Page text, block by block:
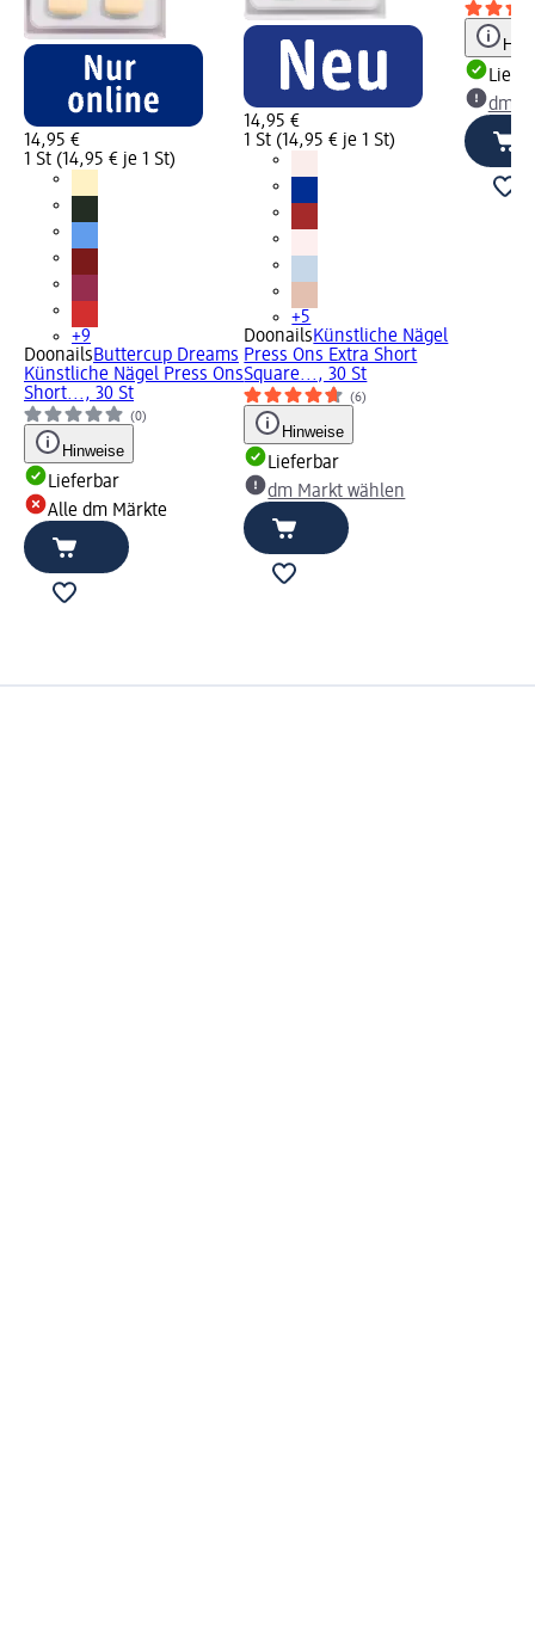
14,95 €
1 St (14,95 € je 1 St)
+9
DoonailsButtercup Dreams
Künstliche Nägel Press Ons
Short..., 30 St
(0)
Hinweise
Lieferbar
Alle dm Märkte
14,95 €
1 St (14,95 € je 1 St)
+5
DoonailsKünstliche Nägel
Press Ons Extra Short
Square..., 30 St
(6)
Hinweise
Lieferbar
dm Markt wählen
dm